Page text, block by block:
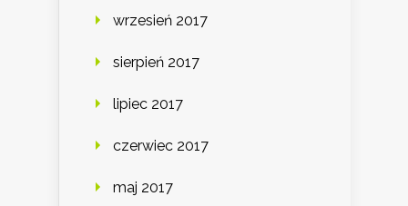
wrzesień 2017
sierpień 2017
lipiec 2017
czerwiec 2017
maj 2017